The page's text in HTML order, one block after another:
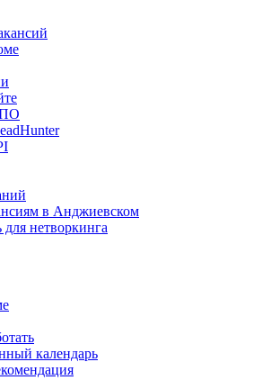
ПО
в Анджиевском
для нетворкинга
календарь